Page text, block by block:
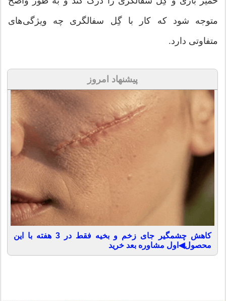
متوجه شود که کار با گِل سفالگری چه ویژگی‌های
متفاوتی دارد.
پیشنهاد امروز
کاهش چشمگیر جای زخم و بخیه فقط در 3 هفته با این
محصول◀اول مشاوره بعد خرید